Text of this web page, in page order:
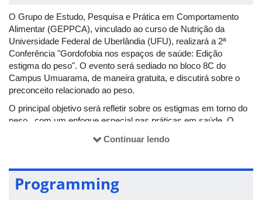
O Grupo de Estudo, Pesquisa e Prática em Comportamento
Alimentar (GEPPCA), vinculado ao curso de Nutrição da
Universidade Federal de Uberlândia (UFU), realizará a 2ª
Conferência "Gordofobia nos espaços de saúde: Edição
estigma do peso". O evento será sediado no bloco 8C do
Campus Umuarama, de maneira gratuita, e discutirá sobre o
preconceito relacionado ao peso.
O principal objetivo será refletir sobre os estigmas em torno do
peso, com um enfoque especial nas práticas em saúde. O
que se dedicam ao estudo da questão, debates sobre as
de saúde e apresentação da pesquisa “Estigma do peso,
atitudes e opiniões relacionadas à obesidade em estudantes
universitários da área da saúde”. Haverá emissão de
Continuar lendo
Programming